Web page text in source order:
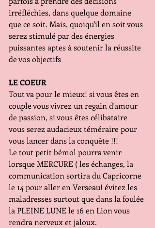
irréfléchies, dans quelque domaine
que ce soit. Mais, quoiqu'il en soit vous
serez stimulé par des énergies
puissantes aptes à soutenir la réussite
de vos objectifs
LE COEUR
Tout va pour le mieux! si vous êtes en
couple vous vivrez un regain d'amour
de passion, si vous êtes célibataire
vous serez audacieux téméraire pour
vous lancer dans la conquête !!!
Le tout petit bémol pourra venir
lorsque MERCURE ( les échanges, la
communication sortira du Capricorne
le 14 pour aller en Verseau! évitez les
maladresses surtout que dans la foulée
la PLEINE LUNE le 16 en Lion vous
rendra nerveux et jaloux.